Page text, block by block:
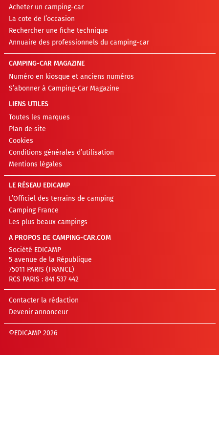
Acheter un camping-car
La cote de l’occasion
Rechercher une fiche technique
Annuaire des professionnels du camping-car
CAMPING-CAR MAGAZINE
Numéro en kiosque et anciens numéros
S’abonner à Camping-Car Magazine
LIENS UTILES
Toutes les marques
Plan de site
Cookies
Conditions générales d’utilisation
Mentions légales
LE RÉSEAU EDICAMP
L’Officiel des terrains de camping
Camping France
Les plus beaux campings
A PROPOS DE CAMPING-CAR.COM
Société EDICAMP
5 avenue de la République
75011 PARIS (FRANCE)
RCS PARIS : 841 537 442
Contacter la rédaction
Devenir annonceur
©EDICAMP 2026